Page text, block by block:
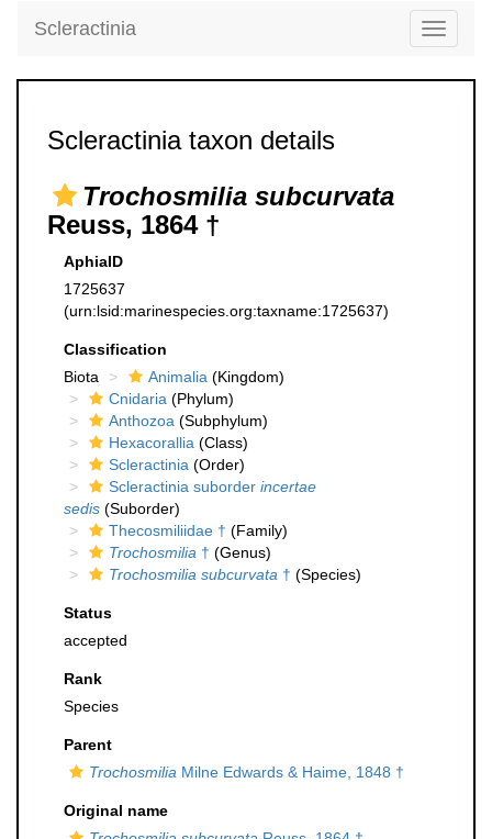
Toggle
Scleractinia
Scleractinia taxon details
Trochosmilia subcurvata
Reuss, 1864 †
AphiaID
1725637
(urn:lsid:marinespecies.org:taxname:1725637)
Classification
Biota
Animalia (Kingdom)
Cnidaria (Phylum)
Anthozoa (Subphylum)
Hexacorallia (Class)
Scleractinia (Order)
Scleractinia suborder incertae
sedis (Suborder)
Thecosmiliidae † (Family)
Trochosmilia † (Genus)
Trochosmilia subcurvata † (Species)
Status
accepted
Rank
Species
Parent
Trochosmilia Milne Edwards & Haime, 1848 †
Original name